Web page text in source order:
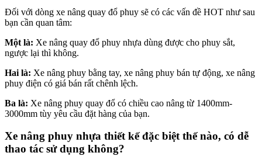
Đối với dòng xe nâng quay đổ phuy sẽ có các vấn đề HOT như sau
bạn cần quan tâm:
Một là: Xe nâng quay đổ phuy nhựa dùng được cho phuy sắt,
ngược lại thì không.
Hai là: Xe nâng phuy bằng tay, xe nâng phuy bán tự động, xe nâng
phuy điện có giá bán rất chênh lệch.
Ba là: Xe nâng phuy quay đổ có chiều cao nâng từ 1400mm-
3000mm tùy yêu cầu đặt hàng của bạn.
Xe nâng phuy nhựa thiết kế đặc biệt thế nào, có dễ
thao tác sử dụng không?